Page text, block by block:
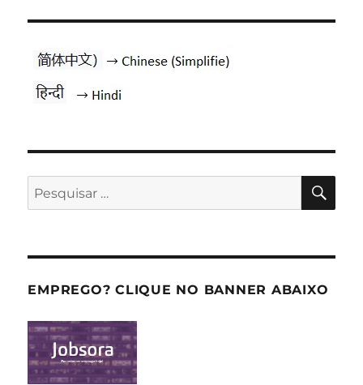
Pesquisar
por:
EMPREGO? CLIQUE NO BANNER ABAIXO